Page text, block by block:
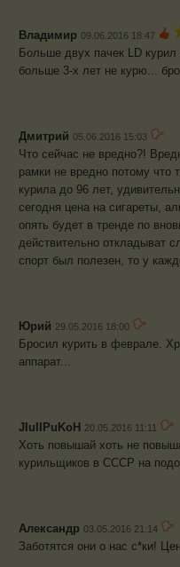
Владимир 09.06.2016 18:47
Больше двух пачек LD
больше 3-х лет не курю...
Дмитрий 05.06.2016 15:03
Что сейчас не вредно?!
рамки не вредно потому что
курила до 96 лет,
сегодня цена на сигареты,
опять будет в тренде по
действительно откладыват
спорт был полезен, то у
Юрий 29.05.2016 18:00
Бросил курить в феврале.
аппарат...
JIuIIPuKoH 20.05.2016 11:11
Хоть повышай хоть не
курильщиков в СССР на
Александр 03.05.2016 21:14
Заботятся они о нас с*ки!